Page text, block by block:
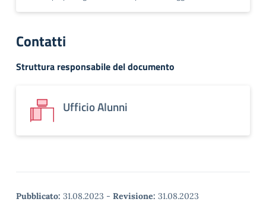
Contatti
Struttura responsabile del documento
Ufficio Alunni
Pubblicato: 31.08.2023 - Revisione: 31.08.2023